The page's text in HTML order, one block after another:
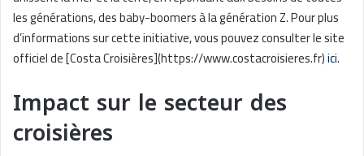
les générations, des baby-boomers à la génération Z. Pour plus
d’informations sur cette initiative, vous pouvez consulter le site
officiel de [Costa Croisières](https://www.costacroisieres.fr)ici.
Impact sur le secteur des
croisières